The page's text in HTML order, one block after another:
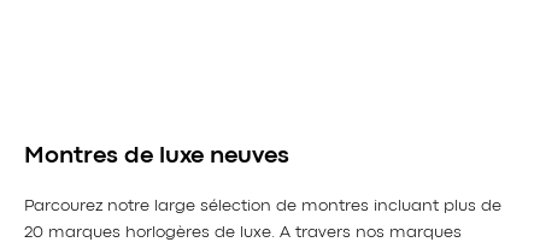
Montres de luxe neuves
Parcourez notre large sélection de montres incluant plus de
20 marques horlogères de luxe. A travers nos marques